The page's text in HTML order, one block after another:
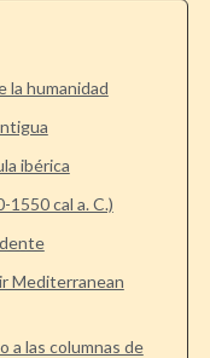
la humanidad
ibérica
1550 cal a. C.)
Mediterranean
a las columnas de